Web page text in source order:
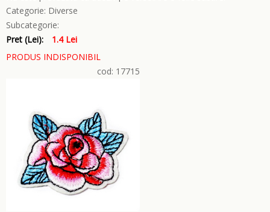
Categorie: Diverse
Subcategorie:
Pret (Lei):
1.4 Lei
PRODUS INDISPONIBIL
cod: 17715